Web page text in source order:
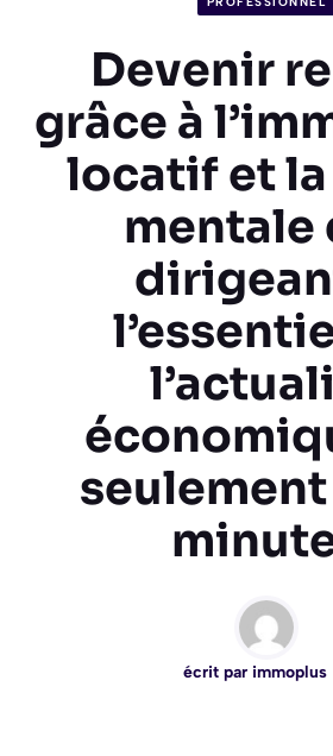
Devenir
grâce à
locatif et
mentale
écrit par immoplus